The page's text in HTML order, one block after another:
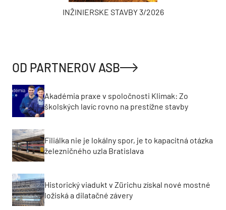
INŽINIERSKE STAVBY 3/2026
OD PARTNEROV ASB
Akadémia praxe v spoločnosti Klimak: Zo
školských lavíc rovno na prestížne stavby
Filiálka nie je lokálny spor, je to kapacitná otázka
železničného uzla Bratislava
Historický viadukt v Zürichu získal nové mostné
ložiská a dilatačné závery